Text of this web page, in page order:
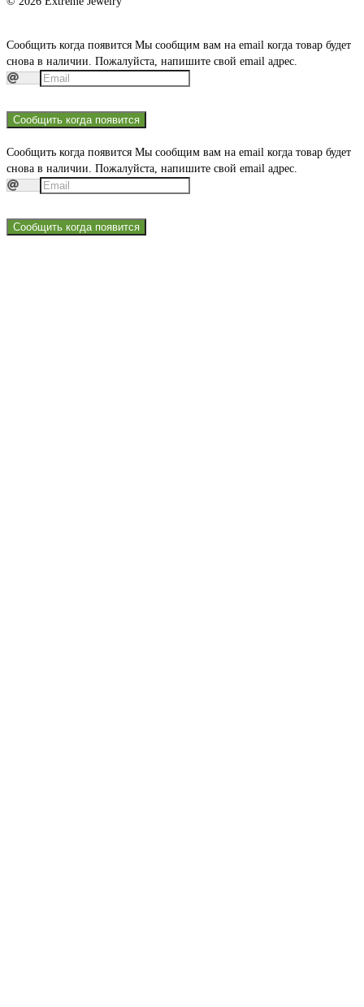
Сообщить когда появится Мы сообщим вам на email когда товар будет
снова в наличии. Пожалуйста, напишите свой email адрес.
Сообщить когда появится
Сообщить когда появится Мы сообщим вам на email когда товар будет
снова в наличии. Пожалуйста, напишите свой email адрес.
Сообщить когда появится